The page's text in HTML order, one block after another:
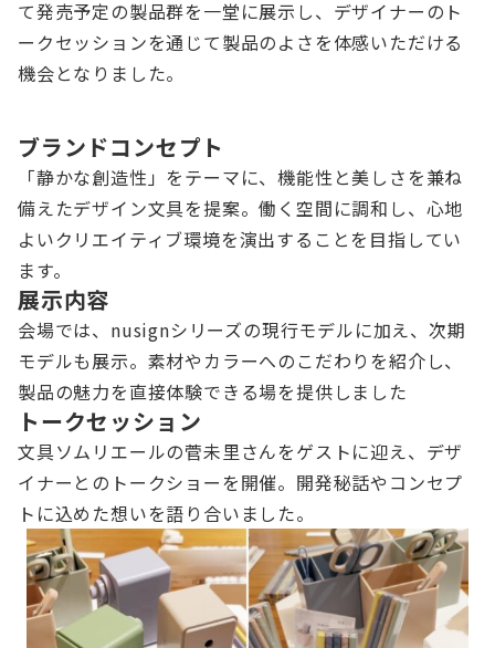
て発売予定の製品群を一堂に展示し、デザイナーのト
ークセッションを通じて製品のよさを体感いただける
機会となりました。
ブランドコンセプト
「静かな創造性」をテーマに、機能性と美しさを兼ね
備えたデザイン文具を提案。働く空間に調和し、心地
よいクリエイティブ環境を演出することを目指してい
ます。
展示内容
会場では、nusignシリーズの現行モデルに加え、次期
モデルも展示。素材やカラーへのこだわりを紹介し、
製品の魅力を直接体験できる場を提供しました
トークセッション
文具ソムリエールの菅未里さんをゲストに迎え、デザ
イナーとのトークショーを開催。開発秘話やコンセプ
トに込めた想いを語り合いました。